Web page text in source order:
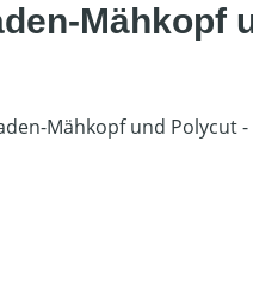
Mähkopf